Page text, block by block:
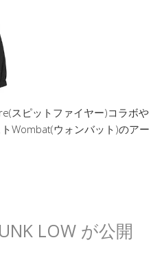
スピットファイヤー)コラボや
Wombat(ウォンバット)のアー
LOW が公開